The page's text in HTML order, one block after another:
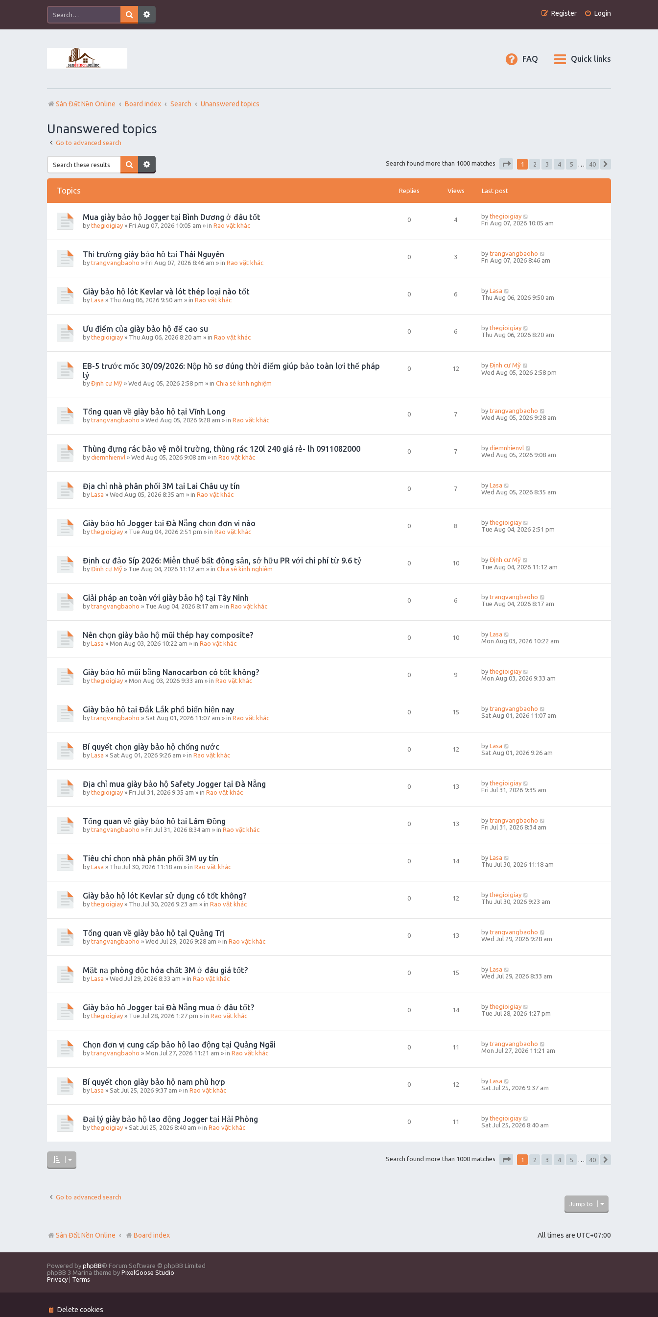
Login
Register
Quick links
FAQ
Sàn Đất Nền Online Board index Search Unanswered topics
Unanswered topics
Go to advanced search
Search found more than 1000 matches
1 2 3 4 5 …
40
Topics Replies Views Last post
Mua giày bảo hộ Jogger tại Bình Dương ở đâu tốt
by thegioigiay » Fri Aug 07, 2026 10:05 am » in Rao vặt khác
0 4 by thegioigiay
Fri Aug 07, 2026 10:05 am
Thị trường giày bảo hộ tại Thái Nguyên
by trangvangbaoho » Fri Aug 07, 2026 8:46 am » in Rao vặt khác
0 3 by trangvangbaoho
Fri Aug 07, 2026 8:46 am
Giày bảo hộ lót Kevlar và lót thép loại nào tốt
by Lasa » Thu Aug 06, 2026 9:50 am » in Rao vặt khác
0 6 by Lasa
Thu Aug 06, 2026 9:50 am
Ưu điểm của giày bảo hộ đế cao su
by thegioigiay » Thu Aug 06, 2026 8:20 am » in Rao vặt khác
0 6 by thegioigiay
Thu Aug 06, 2026 8:20 am
EB-5 trước mốc 30/09/2026: Nộp hồ sơ đúng thời điểm giúp bảo toàn lợi thế pháp
lý
by Định cư Mỹ » Wed Aug 05, 2026 2:58 pm » in Chia sẻ kinh nghiệm
0 12 by Định cư Mỹ
Wed Aug 05, 2026 2:58 pm
Tổng quan về giày bảo hộ tại Vĩnh Long
by trangvangbaoho » Wed Aug 05, 2026 9:28 am » in Rao vặt khác
0 7 by trangvangbaoho
Wed Aug 05, 2026 9:28 am
Thùng đựng rác bảo vệ môi trường, thùng rác 120l 240 giá rẻ- lh 0911082000
by diemnhienvl » Wed Aug 05, 2026 9:08 am » in Rao vặt khác
0 7 by diemnhienvl
Wed Aug 05, 2026 9:08 am
Địa chỉ nhà phân phối 3M tại Lai Châu uy tín
by Lasa » Wed Aug 05, 2026 8:35 am » in Rao vặt khác
0 7 by Lasa
Wed Aug 05, 2026 8:35 am
Giày bảo hộ Jogger tại Đà Nẵng chọn đơn vị nào
by thegioigiay » Tue Aug 04, 2026 2:51 pm » in Rao vặt khác
0 8 by thegioigiay
Tue Aug 04, 2026 2:51 pm
Định cư đảo Síp 2026: Miễn thuế bất động sản, sở hữu PR với chi phí từ 9.6 tỷ
by Định cư Mỹ » Tue Aug 04, 2026 11:12 am » in Chia sẻ kinh nghiệm
0 10 by Định cư Mỹ
Tue Aug 04, 2026 11:12 am
Giải pháp an toàn với giày bảo hộ tại Tây Ninh
by trangvangbaoho » Tue Aug 04, 2026 8:17 am » in Rao vặt khác
0 6 by trangvangbaoho
Tue Aug 04, 2026 8:17 am
Nên chọn giày bảo hộ mũi thép hay composite?
by Lasa » Mon Aug 03, 2026 10:22 am » in Rao vặt khác
0 10 by Lasa
Mon Aug 03, 2026 10:22 am
Giày bảo hộ mũi bằng Nanocarbon có tốt không?
by thegioigiay » Mon Aug 03, 2026 9:33 am » in Rao vặt khác
0 9 by thegioigiay
Mon Aug 03, 2026 9:33 am
Giày bảo hộ tại Đắk Lắk phổ biến hiện nay
by trangvangbaoho » Sat Aug 01, 2026 11:07 am » in Rao vặt khác
0 15 by trangvangbaoho
Sat Aug 01, 2026 11:07 am
Bí quyết chọn giày bảo hộ chống nước
by Lasa » Sat Aug 01, 2026 9:26 am » in Rao vặt khác
0 12 by Lasa
Sat Aug 01, 2026 9:26 am
Địa chỉ mua giày bảo hộ Safety Jogger tại Đà Nẵng
by thegioigiay » Fri Jul 31, 2026 9:35 am » in Rao vặt khác
0 13 by thegioigiay
Fri Jul 31, 2026 9:35 am
Tổng quan về giày bảo hộ tại Lâm Đồng
by trangvangbaoho » Fri Jul 31, 2026 8:34 am » in Rao vặt khác
0 13 by trangvangbaoho
Fri Jul 31, 2026 8:34 am
Tiêu chí chọn nhà phân phối 3M uy tín
by Lasa » Thu Jul 30, 2026 11:18 am » in Rao vặt khác
0 14 by Lasa
Thu Jul 30, 2026 11:18 am
Giày bảo hộ lót Kevlar sử dụng có tốt không?
by thegioigiay » Thu Jul 30, 2026 9:23 am » in Rao vặt khác
0 12 by thegioigiay
Thu Jul 30, 2026 9:23 am
Tổng quan về giày bảo hộ tại Quảng Trị
by trangvangbaoho » Wed Jul 29, 2026 9:28 am » in Rao vặt khác
0 13 by trangvangbaoho
Wed Jul 29, 2026 9:28 am
Mặt nạ phòng độc hóa chất 3M ở đâu giá tốt?
by Lasa » Wed Jul 29, 2026 8:33 am » in Rao vặt khác
0 15 by Lasa
Wed Jul 29, 2026 8:33 am
Giày bảo hộ Jogger tại Đà Nẵng mua ở đâu tốt?
by thegioigiay » Tue Jul 28, 2026 1:27 pm » in Rao vặt khác
0 14 by thegioigiay
Tue Jul 28, 2026 1:27 pm
Chọn đơn vị cung cấp bảo hộ lao động tại Quảng Ngãi
by trangvangbaoho » Mon Jul 27, 2026 11:21 am » in Rao vặt khác
0 11 by trangvangbaoho
Mon Jul 27, 2026 11:21 am
Bí quyết chọn giày bảo hộ nam phù hợp
by Lasa » Sat Jul 25, 2026 9:37 am » in Rao vặt khác
0 12 by Lasa
Sat Jul 25, 2026 9:37 am
Đại lý giày bảo hộ lao động Jogger tại Hải Phòng
by thegioigiay » Sat Jul 25, 2026 8:40 am » in Rao vặt khác
0 11 by thegioigiay
Sat Jul 25, 2026 8:40 am
Search found more than 1000 matches
1 2 3 4 5 …
40
Go to advanced search
Jump to
All times are UTC+07:00
Sàn Đất Nền Online Board index
Powered by phpBB® Forum Software © phpBB Limited
phpBB 3 Marina theme by PixelGoose Studio
Privacy
Terms
Delete cookies